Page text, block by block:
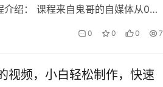
绍： 课程来自鬼哥的自媒体从0到
0 0 0 7
视频，小白轻松制作，快速